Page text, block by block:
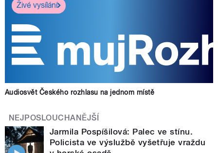
Živé vysílání
Audiosvět Českého rozhlasu na jednom místě
NEJPOSLOUCHANĚJŠÍ
Jarmila Pospíšilová: Palec ve stínu.
Policista ve výslužbě vyšetřuje vraždu